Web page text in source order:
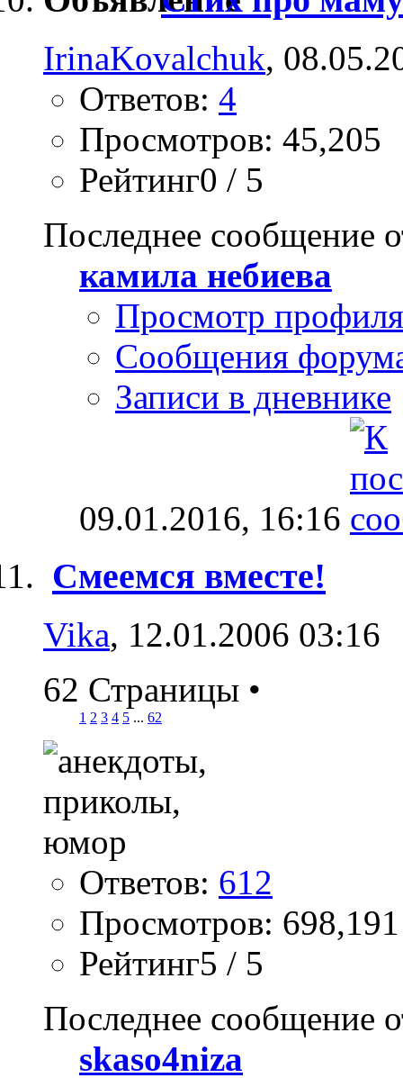
IrinaKovalchuk,
Ответов: 4
Просмотров: 45,205
Рейтинг0 / 5
Последнее сообщение
камила небиева
Просмотр профиля
Сообщения
Записи в дневнике
09.01.2016, 16:16
Смеемся вместе!
Vika, 12.01.2006 03:16
62 Страницы •
1 2 3 4 5 ... 62
Ответов: 612
Просмотров: 698,191
Рейтинг5 / 5
Последнее сообщение
skaso4niza